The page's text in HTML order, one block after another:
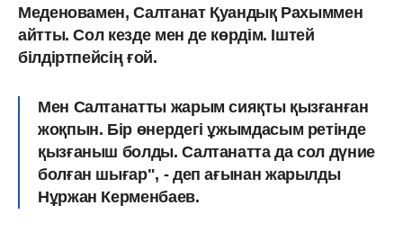
Меденовамен, Салтанат Қуандық Рахыммен
айтты. Сол кезде мен де көрдім. Іштей
білдіртпейсің ғой.
Мен Салтанатты жарым сияқты қызғанған
жоқпын. Бір өнердегі ұжымдасым ретінде
қызғаныш болды. Салтанатта да сол дүние
болған шығар", - деп ағынан жарылды
Нұржан Керменбаев.